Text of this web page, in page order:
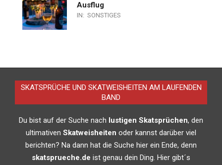
Ausflug
IN: SONSTIGES
SKATSPRÜCHE UND SKATWEISHEITEN AM LAUFENDEN
BAND
Du bist auf der Suche nach lustigen Skatsprüchen, den
ultimativen Skatweisheiten oder kannst darüber viel
berichten? Na dann hat die Suche hier ein Ende, denn
skatsprueche.de ist genau dein Ding. Hier gibt´s